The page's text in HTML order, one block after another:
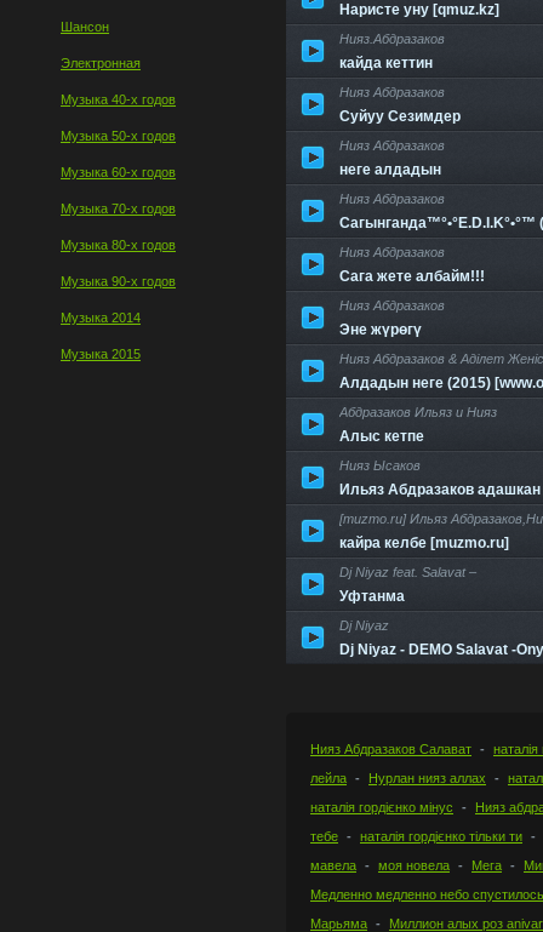
Шансон
Электронная
Музыка 40-х годов
Музыка 50-х годов
Музыка 60-х годов
Музыка 70-х годов
Музыка 80-х годов
Музыка 90-х годов
Музыка 2014
Музыка 2015
Наристе уну [qmuz.kz]
Нияз.Абдразаков
кайда кеттин
Нияз Абдразаков
Суйуу Сезимдер
Нияз Абдразаков
неге алдадын
Нияз Абдразаков
Сагынганда™°•°E.D.I.K°•°™
Нияз Абдразаков
Сага жете албайм!!!
Нияз Абдразаков
Эне жүрөгү
Нияз Абдразаков & Аділет Женіс
Алдадын неге (2015)
Абдразаков Ильяз и Нияз
Алыс кетпе
Нияз Ысаков
Ильяз Абдразаков
[muzmo.ru] Ильяз
кайра келбе [muzmo.ru]
Dj Niyaz feat. Salavat –
Уфтанма
Dj Niyaz
Dj Niyaz - DEMO Salavat -
Нияз Абдразаков Салават
наталія
лейла
Нурлан нияз аллах
наталія гордієнко мінус
Нияз
тебе
наталія гордієнко тільки ти
мавела
моя новела Мега
Медленно медленно небо
Марьяма
Миллион алых роз anivar